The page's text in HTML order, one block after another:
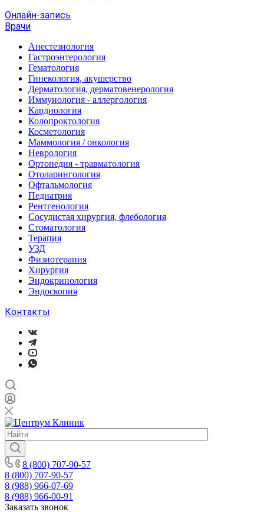
Онлайн-запись
Врачи
Анестезиология
Гастроэнтерология
Гематология
Гинекология, акушерство
Дерматология, дерматовенерология
Иммунология - аллергология
Кардиология
Колопроктология
Косметология
Маммология / онкология
Неврология
Ортопедия - травматология
Отоларингология
Офтальмология
Педиатрия
Рентгенология
Сосудистая хирургия, флебология
Стоматология
Терапия
УЗД
Физиотерапия
Хирургия
Эндокринология
Эндоскопия
Контакты
8 (800) 707-90-57
8 (800) 707-90-57
8 (988) 966-07-69
8 (988) 966-00-91
Заказать звонок